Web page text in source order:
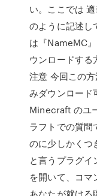
い。ここでは
のように記述し
は『NameMC
ウンロードする
注意 今回この
みダウンロード
Minecraft のユ
ラフトでの質
のに少しかくつ
と言うプラグイ
を開いて、コマ
あなたが就け